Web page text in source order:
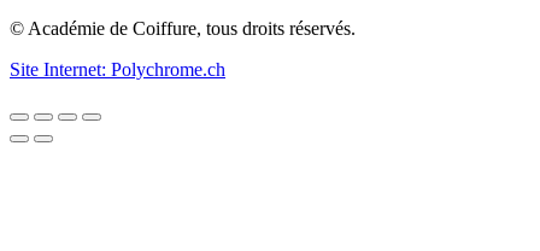
© Académie de Coiffure, tous droits réservés.
Site Internet: Polychrome.ch